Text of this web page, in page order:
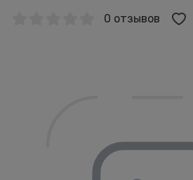
0 отзывов